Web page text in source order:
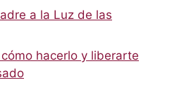
a la Luz de las
hacerlo y liberarte